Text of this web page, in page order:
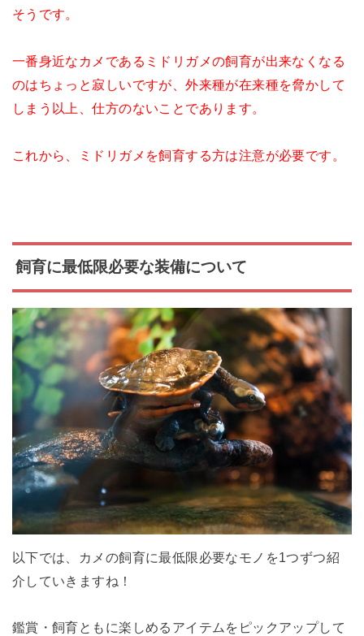
そうです。
一番身近なカメであるミドリガメの飼育が出来なくなる
のはちょっと寂しいですが、外来種が在来種を脅かして
しまう以上、仕方のないことであります。
これから、ミドリガメを飼育する方は注意が必要です。
飼育に最低限必要な装備について
以下では、カメの飼育に最低限必要なモノを1つずつ紹
介していきますね！
鑑賞・飼育ともに楽しめるアイテムをピックアップして